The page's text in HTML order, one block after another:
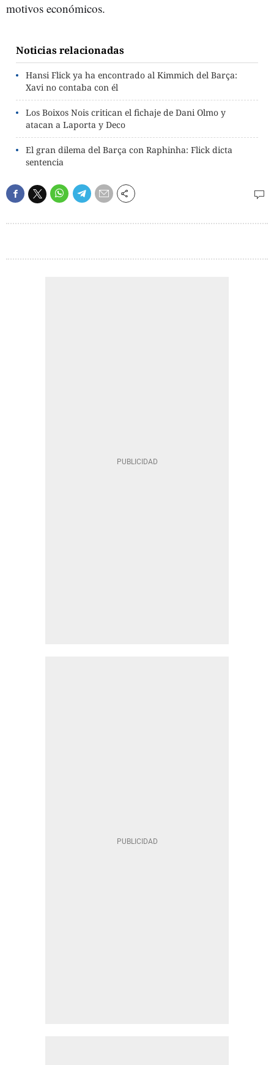
motivos económicos.
Noticias relacionadas
Hansi Flick ya ha encontrado al Kimmich del Barça:
Xavi no contaba con él
Los Boixos Nois critican el fichaje de Dani Olmo y
atacan a Laporta y Deco
El gran dilema del Barça con Raphinha: Flick dicta
sentencia